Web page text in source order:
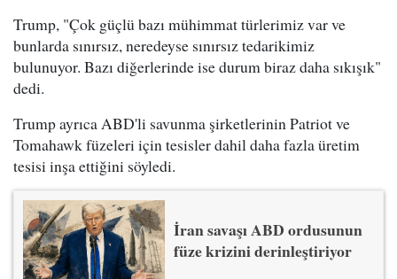
Trump, "Çok güçlü bazı mühimmat türlerimiz var ve
bunlarda sınırsız, neredeyse sınırsız tedarikimiz
bulunuyor. Bazı diğerlerinde ise durum biraz daha sıkışık"
dedi.
Trump ayrıca ABD'li savunma şirketlerinin Patriot ve
Tomahawk füzeleri için tesisler dahil daha fazla üretim
tesisi inşa ettiğini söyledi.
İran savaşı ABD ordusunun
füze krizini derinleştiriyor